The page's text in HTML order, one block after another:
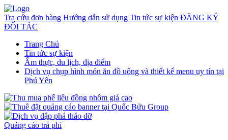
Tra cứu đơn hàng Hướng dẫn sử dụng Tin tức sự kiện ĐĂNG KÝ
ĐỐI TÁC
Trang Chủ
Tin tức sự kiện
Ẩm thực, du lịch, địa điểm
Dịch vụ chụp hình món ăn đồ uống và thiết kế menu uy tín tại
Phú Yên
Quảng cáo trả phí